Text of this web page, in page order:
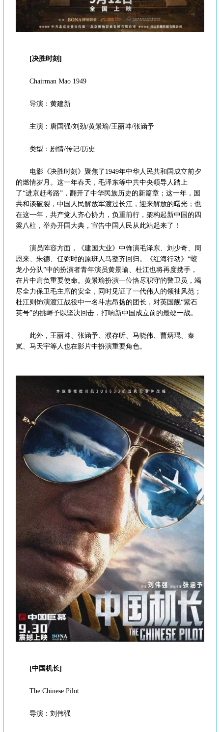
[决胜时刻]
Chairman Mao 1949
导演：黄建新
主演：唐国强/刘劲/黄景瑜/王丽坤/张涵予
类型：剧情/传记/历史
电影《决胜时刻》聚焦了1949年中华人民共和国成立前夕
的燃情岁月。这一年春天，毛泽东等中共中央领导人踏上
了“进京赶考路”，翻开了中华民族历史的新篇章；这一年，国
共和谈破裂，中国人民解放军渡过长江，迎来解放的曙光；也
在这一年，共产党人齐心协力，负重前行，架构起新中国的四
梁八柱，举办开国大典，宣告中国人民从此站起来了！
演员阵容方面，《建国大业》中饰演毛泽东、刘少奇、周
恩来、朱德、任弼时的原班人马整齐回归。《红海行动》“蛟
龙小分队”中的扮演者青年演员黄景瑜、杜江也将再度携手，
在片中肩负重要使命。黄景瑜扮演一位恪尽职守的警卫员，竭
尽全力保卫毛主席的安全，同时见证了一代伟人的领袖风范；
杜江则饰演渡江战役中一名斗志昂扬的团长，对英国舰“紫石
英号”的挑衅予以坚决回击，打响新中国成立前的最硬一战。
此外，王丽坤、张涵予、濮存昕、马晓伟、曹炳琨、秦
岚、马天宇等人也在影片中扮演重要角色。
[中国机长]
The Chinese Pilot
导演：刘伟强